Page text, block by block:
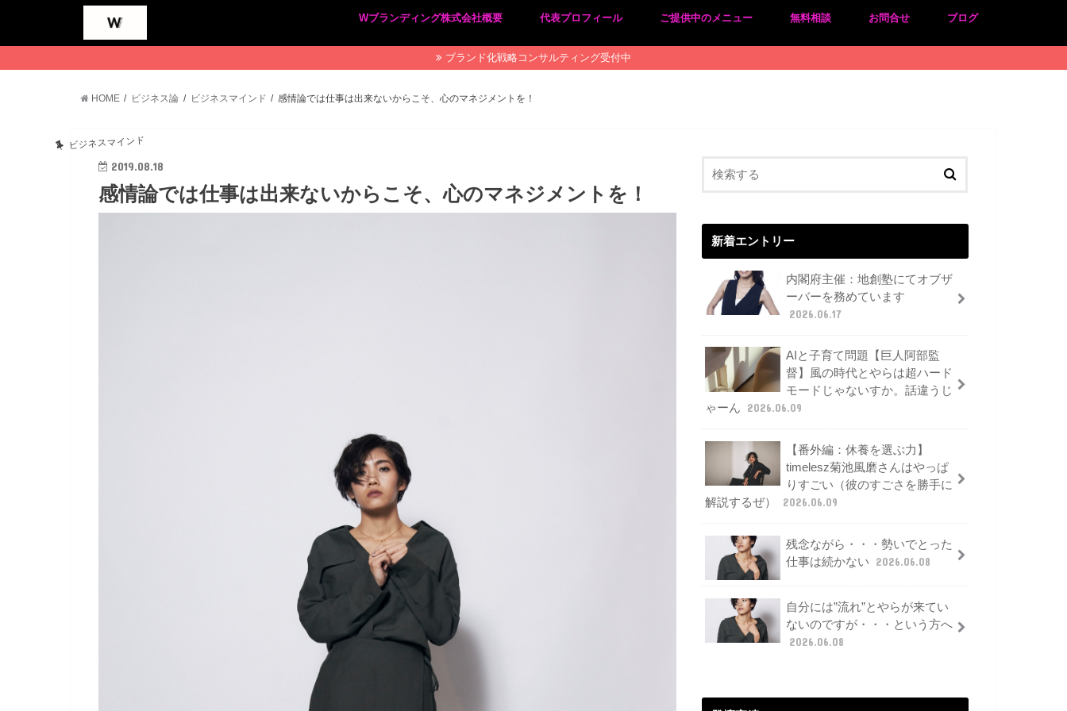
Wブランディング株式会社概要
プライバシーポリシー
特定商取引法に基づく表記
代表プロフィール ご提供中のメニュー 無料相談 お問合せ ブログ
ブランド化戦略コンサルティング受付中
HOME ビジネス論 ビジネスマインド 感情論では仕事は出来ないからこそ、心のマネジメントを！
ビジネスマインド
2019.08.18
感情論では仕事は出来ないからこそ、心のマネジメントを！
新着エントリー
内閣府主催：地創塾にてオブザ
ーバーを務めています
2026.06.17
AIと子育て問題【巨人阿部監
督】風の時代とやらは超ハード
モードじゃないすか。話違うじ
ゃーん
2026.06.09
【番外編：休養を選ぶ力】
timelesz菊池風磨さんはやっぱ
りすごい（彼のすごさを勝手に
解説するぜ）
2026.06.09
残念ながら・・・勢いでとった
仕事は続かない
2026.06.08
自分には”流れ”とやらが来てい
ないのですが・・・という方へ
2026.06.08